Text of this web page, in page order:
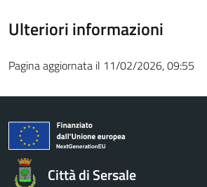
Ulteriori informazioni
Pagina aggiornata il 11/02/2026, 09:55
Città di Sersale